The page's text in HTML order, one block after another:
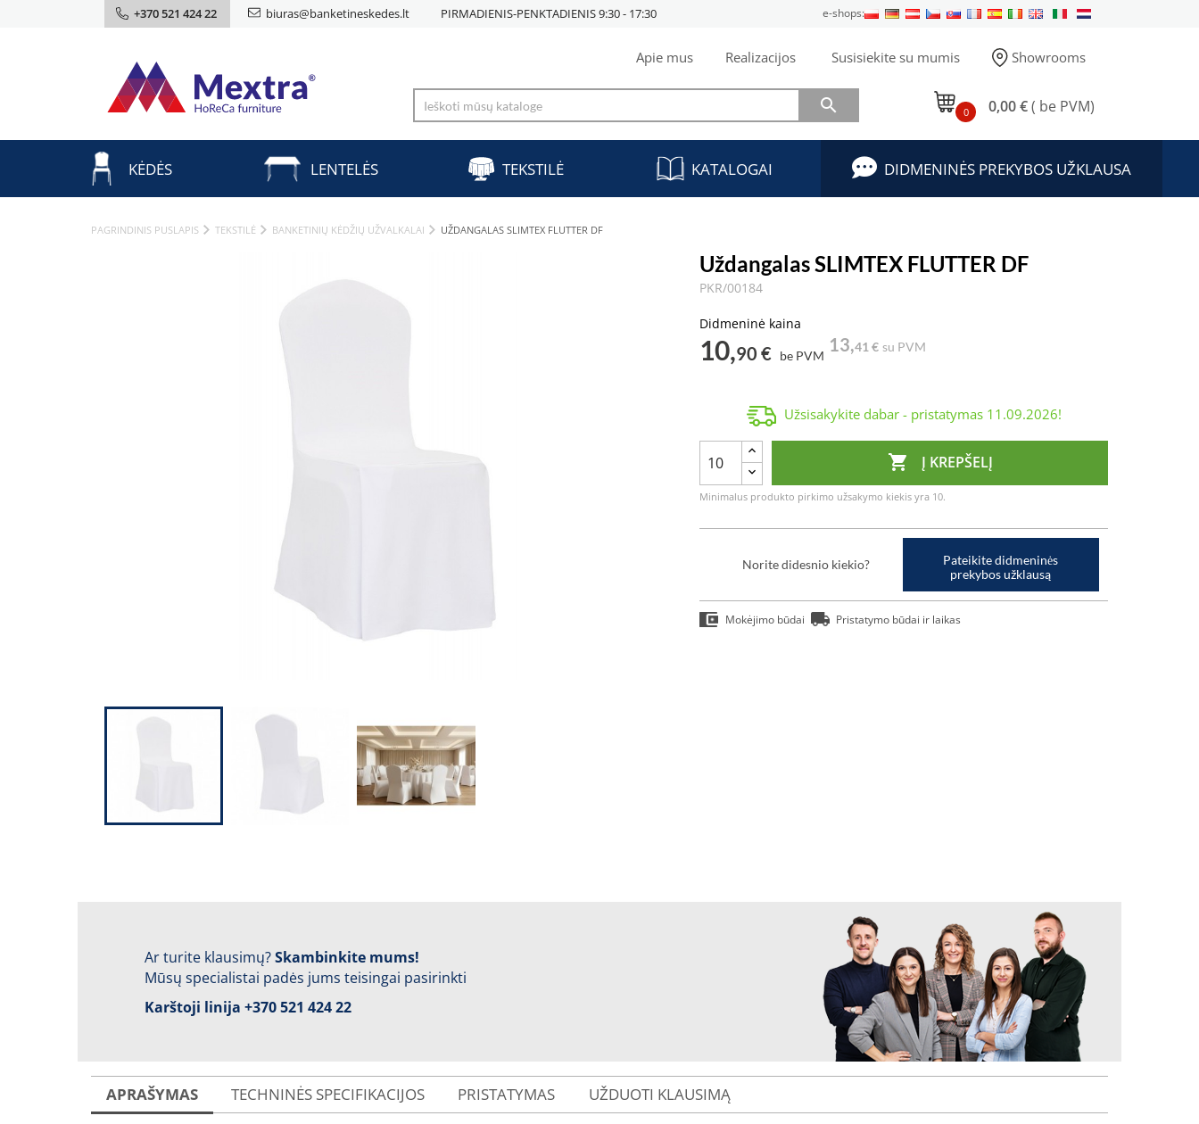
+370 521 424 22 biuras@banketineskedes.lt PIRMADIENIS-PENKTADIENIS 9:30 - 17:30 e-shops:
Apie mus Realizacijos Susisiekite su mumis Showrooms
 0 0,00 €( be PVM)
KĖDĖS LENTELĖS TEKSTILĖ KATALOGAI DIDMENINĖS PREKYBOS UŽKLAUSA
PAGRINDINIS PUSLAPIS TEKSTILĖ BANKETINIŲ KĖDŽIŲ UŽVALKALAI UŽDANGALAS SLIMTEX FLUTTER DF
Uždangalas SLIMTEX FLUTTER DF
PKR/00184
Didmeninė kaina
10,90 € be PVM
13,41 € su PVM
Užsisakykite dabar - pristatymas 11.09.2026!
 Į KREPŠELĮ
Minimalus produkto pirkimo užsakymo kiekis yra 10.
Norite didesnio kiekio?
Pateikite didmeninės
prekybos užklausą
Mokėjimo būdai Pristatymo būdai ir laikas
Ar turite klausimų?Skambinkite mums!
Mūsų specialistai padės jums teisingai pasirinkti
Karštoji linija +370 521 424 22
APRAŠYMAS TECHNINĖS SPECIFIKACIJOS PRISTATYMAS UŽDUOTI KLAUSIMĄ